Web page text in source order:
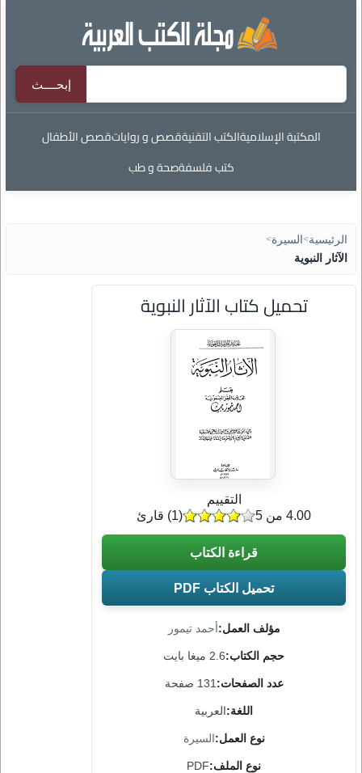
المكتبة الإسلاميةالكتب التقنيةقصص و رواياتقصص الأطفال
كتب فلسفةصحة و طب
الرئيسية> السيرة>
الآثار النبوية
تحميل كتاب الآثار النبوية
مؤلف العمل:أحمد تيمور
حجم الكتاب:2.6 ميغا بايت
عدد الصفحات: 131 صفحة
اللغة:العربية
نوع العمل:السيرة
نوع الملف:PDF
التقييم
(
1) قارئ 4.00 من 5
قراءة الكتاب
تحميل الكتاب PDF